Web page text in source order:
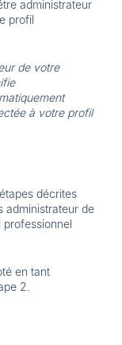
administrateur
profil
de votre
à votre profil
décrites
administrateur de
en tant
2.